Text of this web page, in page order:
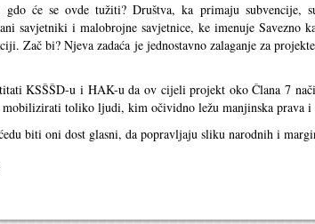
će se ovde tužiti? Društva, ka primaju subvencije,
savjetniki i malobrojne savjetnice, ke imenuje Savezno
Zač bi? Njeva zadaća je jednostavno zalaganje za
KSŠŠD-u i HAK-u da ov cijeli projekt oko Člana 7
toliko ljudi, kim očividno ležu manjinska prava i
biti oni dost glasni, da popravljaju sliku narodnih i